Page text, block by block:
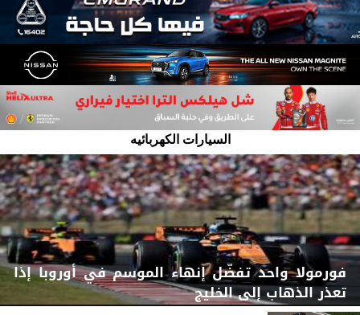
السيارات الكهربائيه
فورمولا واحد تفضّل إنهاء الموسم في أوروبا إذا
تعذر الذهاب إلى الخليج